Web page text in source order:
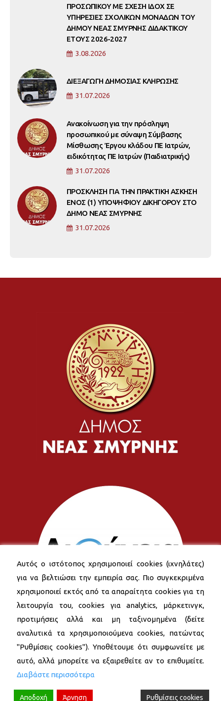
ΠΡΟΣΩΠΙΚΟΥ ΜΕ ΣΧΕΣΗ ΙΔΟΧ ΣΕ
ΥΠΗΡΕΣΙΕΣ ΣΧΟΛΙΚΩΝ ΜΟΝΑΔΩΝ ΤΟΥ
ΔΗΜΟΥ ΝΕΑΣ ΣΜΥΡΝΗΣ ΔΙΔΑΚΤΙΚΟΥ
ΕΤΟΥΣ 2026-2027
3.08.2026
ΔΙΕΞΑΓΩΓΗ ΔΗΜΟΣΙΑΣ ΚΛΗΡΩΣΗΣ
31.07.2026
Ανακοίνωση για την πρόσληψη
προσωπικού με σύναψη Σύμβασης
Μίσθωσης Έργου κλάδου ΠΕ Ιατρών,
ειδικότητας ΠΕ Ιατρών (Παιδιατρικής)
31.07.2026
ΠΡΟΣΚΛΗΣΗ ΓΙΑ ΤΗΝ ΠΡΑΚΤΙΚΗ ΑΣΚΗΣΗ
ΕΝΟΣ (1) ΥΠΟΨΗΦΙΟΥ ΔΙΚΗΓΟΡΟΥ ΣΤΟ
ΔΗΜΟ ΝΕΑΣ ΣΜΥΡΝΗΣ
31.07.2026
Αυτός ο ιστότοπος χρησιμοποιεί cookies (ιχνηλάτες)
για να βελτιώσει την εμπειρία σας. Πιο συγκεκριμένα
χρησιμοποιεί εκτός από τα απαραίτητα cookies για τη
λειτουργία του, cookies για analytics, μάρκετινγκ,
προτιμήσεις αλλά και μη ταξινομημένα (δείτε
αναλυτικά τα χρησιμοποιούμενα cookies, πατώντας
"Ρυθμίσεις cookies"). Υποθέτουμε ότι συμφωνείτε με
αυτό, αλλά μπορείτε να εξαιρεθείτε αν το επιθυμείτε.
Διαβάστε περισσότερα
Αποδοχή Άρνηση Ρυθμίσεις cookies